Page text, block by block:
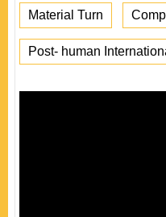
Material Turn
Post- human